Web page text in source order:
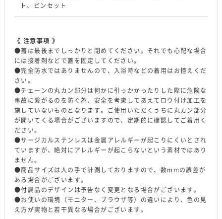
ト、ピンセット
《 注意事項 》
●蓋は最後までしっかりと閉めてください。それでも心配な場合
には接着剤などで蓋を固定してください。
●完全防水ではありませんので、入浴時などの着用はお控えくだ
さい。
●チェーンの丸カン部分は何かに引っかかったりした際に危険な
事故に繋がるのを防ぐ為、安全を考慮してあえてロウ付け加工を
施していないものとなります。ご使用いただくうちに丸カン部分
が開いてくる場合がございますので、定期的に確認してご着用く
ださい。
●サージカルステンレスは金属アレルギーが起こりにくいとされ
ていますが、絶対にアレルギーが起こらないという素材ではあり
ません。
●商品サイズは人の手で計測しておりますので、数mmの誤差が
ある場合がございます。
●付属品のデザインは予告なく変更となる場合がございます。
●お使いの環境（モニター、ブラウザ等）の違いにより、色の見
え方が実物と若干異なる場合がございます。